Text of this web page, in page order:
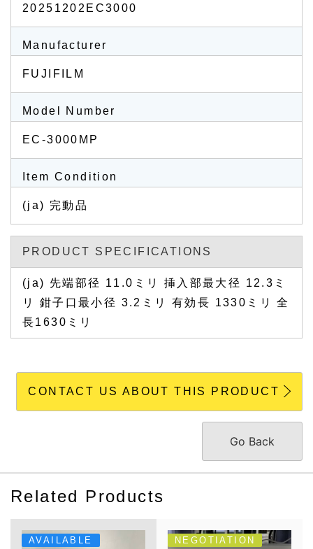
20251202EC3000
Manufacturer
FUJIFILM
Model Number
EC-3000MP
Item Condition
(ja) 完動品
PRODUCT SPECIFICATIONS
(ja) 先端部径 11.0ミリ 挿入部最大径 12.3ミ
リ 鉗子口最小径 3.2ミリ 有効長 1330ミリ 全
長1630ミリ
CONTACT US ABOUT THIS PRODUCT
Go Back
Related Products
AVAILABLE NEGOTIATION